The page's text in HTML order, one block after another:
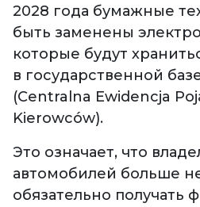
2028 года бумажные
быть заменены
которые будут
в государственной
(Centralna Ewidencja
Kierowców).
Это означает, что
автомобилей больше
обязательно получать